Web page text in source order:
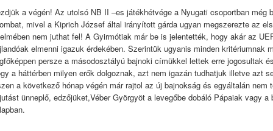
a végén! Az utolsó NB II –es játékhétvége a Nyugati csoportban
mivel a Kiprich József által irányított gárda ugyan megszerezte az
nem juthat fel! A Gyirmótiak már be is jelentették, hogy akár az
elmenni igazuk érdekében. Szerintük ugyanis minden
persze a másodosztályú bajnoki címükkel lettek erre jogosultak
a háttérben milyen erők dolgoznak, azt nem igazán tudhatjuk illetve azt
a következő hónap végén már rajtol az új bajnokság és egyáltalán
ünneplő, edzőjüket,Véber Györgyöt a levegőbe dobáló Pápaiak vagy